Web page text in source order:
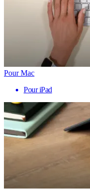
Pour Mac
Pour iPad